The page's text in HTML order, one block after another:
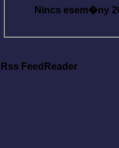
Nincs esem�ny
Rss FeedReader